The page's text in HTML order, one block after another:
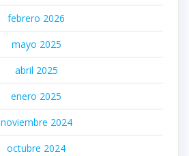
febrero 2026
mayo 2025
abril 2025
enero 2025
noviembre 2024
octubre 2024